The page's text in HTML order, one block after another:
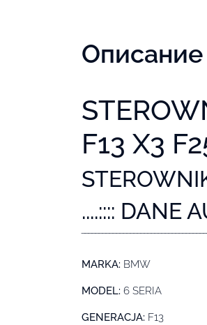
Описание
F13 X3
....:::: DANE
MARKA: BMW
MODEL: 6 SERIA
GENERACJA: F13